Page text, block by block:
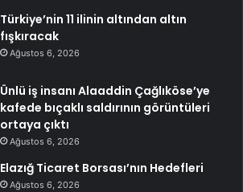
Türkiye’nin 11 ilinin altından altın
fışkıracak
Ağustos 6, 2026
Ünlü iş insanı Alaaddin Çağlıköse’ye
kafede bıçaklı saldırının görüntüleri
ortaya çıktı
Ağustos 6, 2026
Elazığ Ticaret Borsası’nın Hedefleri
Ağustos 6, 2026